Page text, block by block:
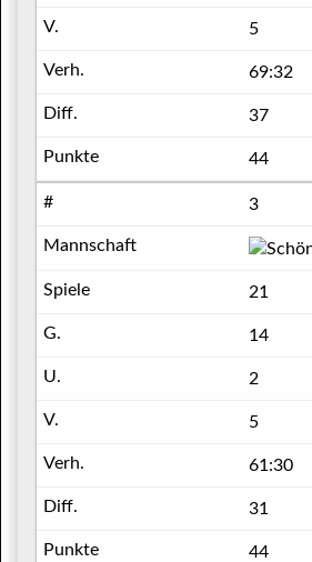
5
69:32
37
44
3
21
14
2
5
61:30
31
44